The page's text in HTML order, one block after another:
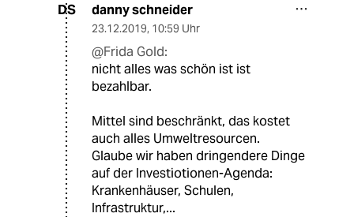
DS danny schneider
23.12.2019, 10:59 Uhr
@Frida Gold:
nicht alles was schön ist ist
bezahlbar.
Mittel sind beschränkt, das kostet
auch alles Umweltresourcen.
Glaube wir haben dringendere Dinge
auf der Investiotionen-Agenda:
Krankenhäuser, Schulen,
Infrastruktur,...